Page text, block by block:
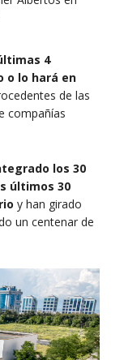
4
o lo hará en
de las
compañías
los 30
últimos 30
y han girado
un centenar de